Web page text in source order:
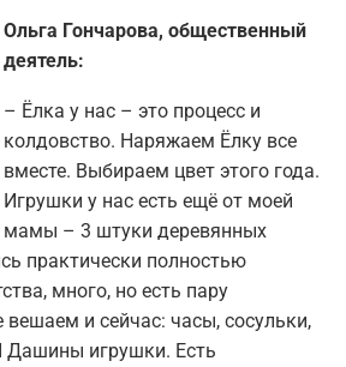
Ольга Гончарова, общественный
деятель:
– Ёлка у нас – это процесс и
колдовство. Наряжаем Ёлку все
вместе. Выбираем цвет этого года.
Игрушки у нас есть ещё от моей
мамы – 3 штуки деревянных
практически полностью
много, но есть пару
и сейчас: часы, сосульки,
игрушки. Есть